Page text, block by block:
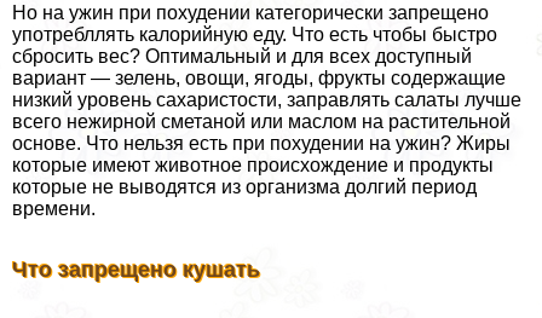
Но на ужин при похудении категорически запрещено
употрeбллять калорийную еду. Что есть чтобы быстро
сбросить вес? Оптимальный и для всех доступный
вариант — зелень, овощи, ягоды, фрукты содержащие
низкий уровень сахаристости, заправлять салаты лучше
всего нежирной сметаной или маслом на растительной
основе. Что нельзя есть при похудении на ужин? Жиры
которые имеют животное происхождение и продукты
которые не выводятся из организма долгий период
времени.
Что запрещено кушать